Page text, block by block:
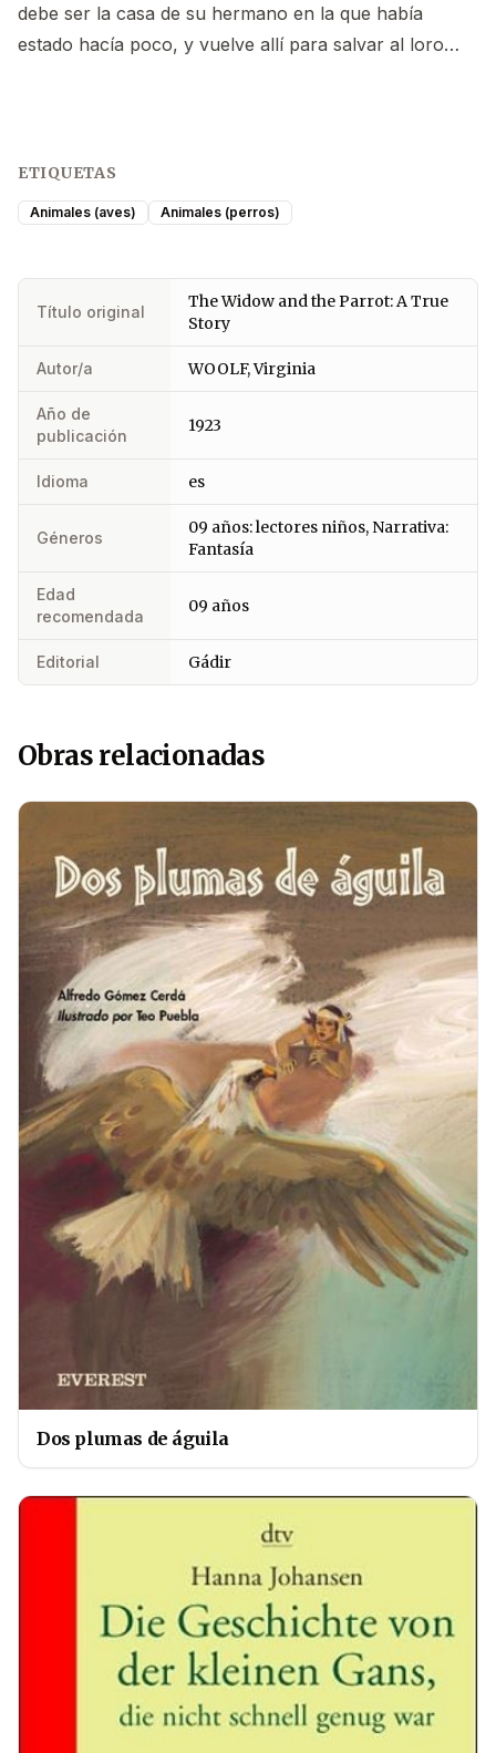
debe ser la casa de su hermano en la que había
estado hacía poco, y vuelve allí para salvar al loro…
ETIQUETAS
Animales (aves) Animales (perros)
Título original
The Widow and the Parrot: A True
Story
Autor/a WOOLF, Virginia
Año de
publicación
1923
Idioma es
Géneros
09 años: lectores niños, Narrativa:
Fantasía
Edad
recomendada
09 años
Editorial Gádir
Obras relacionadas
Dos plumas de águila